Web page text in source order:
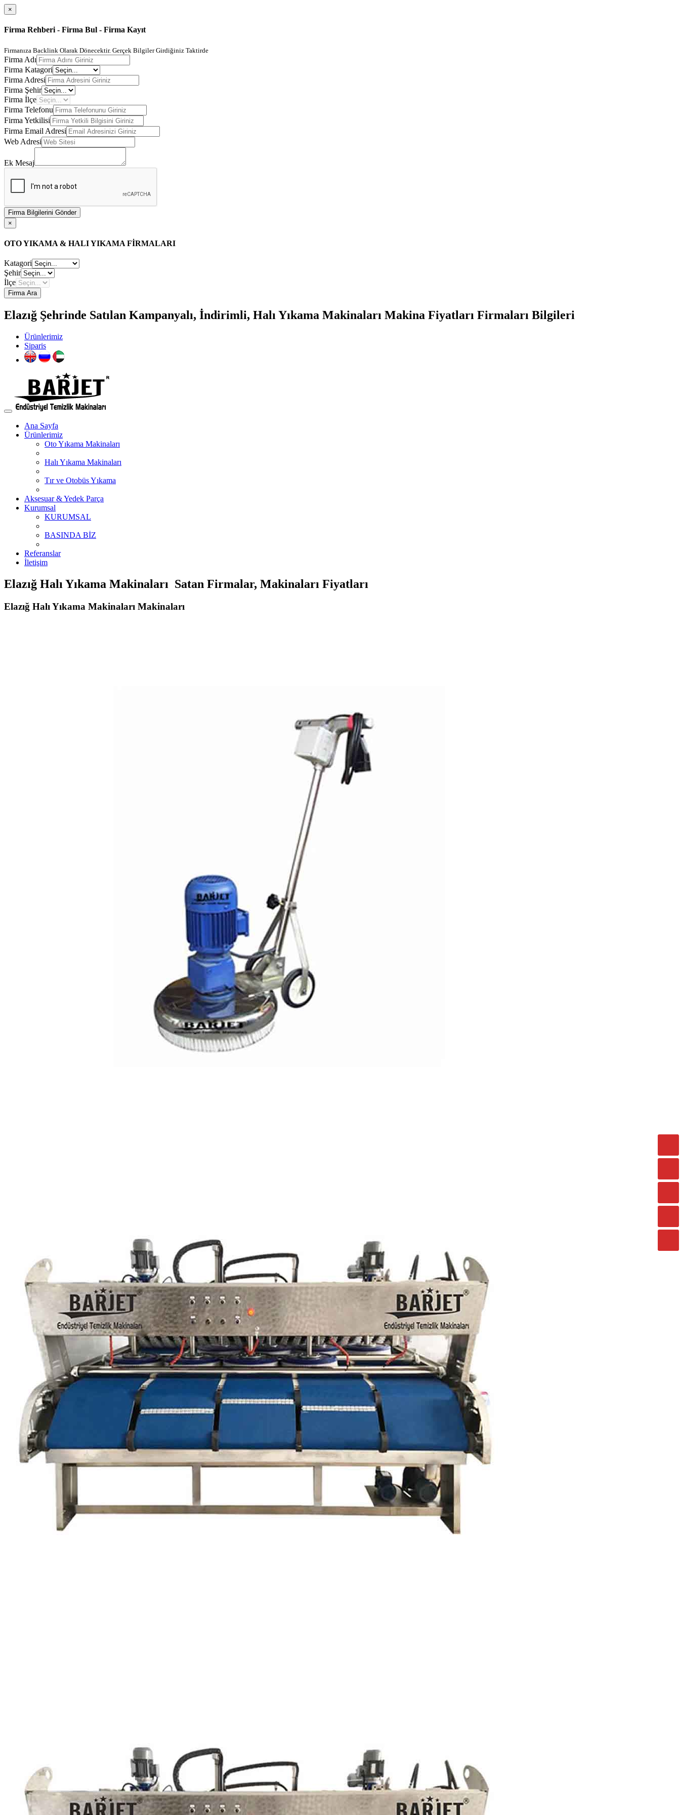
×
Firma Rehberi - Firma Bul - Firma Kayıt
Firmanıza Backlink Olarak Dönecektir. Gerçek Bilgiler Girdiğiniz Taktirde
Firma Adı
Firma Katagori
Firma Adresi
Firma Şehir
Firma İlçe
Firma Telefonu
Firma Yetkilisi
Firma Email Adresi
Web Adresi
Ek Mesaj
Firma Bilgilerini Gönder
×
OTO YIKAMA & HALI YIKAMA FİRMALARI
Katagori
Şehir
İlçe
Firma Ara
Elazığ Şehrinde Satılan Kampanyalı, İndirimli, Halı Yıkama Makinaları Makina Fiyatları Firmaları Bilgileri
Ürünlerimiz
Siparis
Ana Sayfa
Ürünlerimiz
Oto Yıkama Makinaları
Halı Yıkama Makinaları
Tır ve Otobüs Yıkama
Aksesuar & Yedek Parça
Kurumsal
KURUMSAL
BASINDA BİZ
Referanslar
İletişim
Elazığ Halı Yıkama Makinaları Satan Firmalar, Makinaları Fiyatları
Elazığ Halı Yıkama Makinaları Makinaları